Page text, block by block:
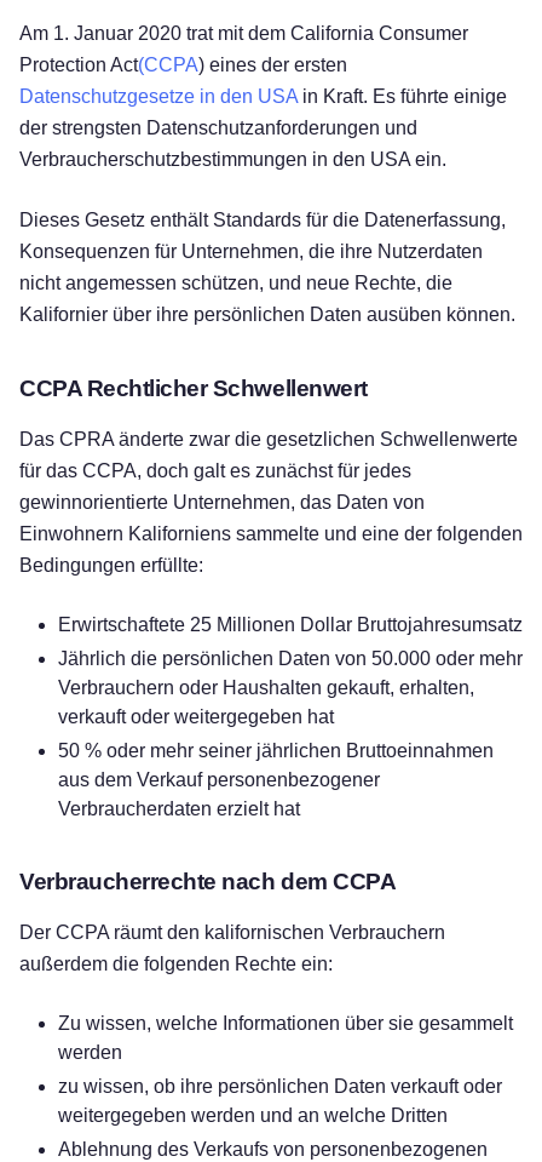
Am 1. Januar 2020 trat mit dem California Consumer
Protection Act(CCPA) eines der ersten
Datenschutzgesetze in den USA in Kraft. Es führte einige
der strengsten Datenschutzanforderungen und
Verbraucherschutzbestimmungen in den USA ein.
Dieses Gesetz enthält Standards für die Datenerfassung,
Konsequenzen für Unternehmen, die ihre Nutzerdaten
nicht angemessen schützen, und neue Rechte, die
Kalifornier über ihre persönlichen Daten ausüben können.
CCPA Rechtlicher Schwellenwert
Das CPRA änderte zwar die gesetzlichen Schwellenwerte
für das CCPA, doch galt es zunächst für jedes
gewinnorientierte Unternehmen, das Daten von
Einwohnern Kaliforniens sammelte und eine der folgenden
Bedingungen erfüllte:
Erwirtschaftete 25 Millionen Dollar Bruttojahresumsatz
Jährlich die persönlichen Daten von 50.000 oder mehr
Verbrauchern oder Haushalten gekauft, erhalten,
verkauft oder weitergegeben hat
50 % oder mehr seiner jährlichen Bruttoeinnahmen
aus dem Verkauf personenbezogener
Verbraucherdaten erzielt hat
Verbraucherrechte nach dem CCPA
Der CCPA räumt den kalifornischen Verbrauchern
außerdem die folgenden Rechte ein:
Zu wissen, welche Informationen über sie gesammelt
werden
zu wissen, ob ihre persönlichen Daten verkauft oder
weitergegeben werden und an welche Dritten
Ablehnung des Verkaufs von personenbezogenen